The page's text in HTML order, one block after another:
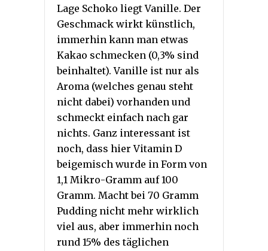
Lage Schoko liegt Vanille. Der
Geschmack wirkt künstlich,
immerhin kann man etwas
Kakao schmecken (0,3% sind
beinhaltet). Vanille ist nur als
Aroma (welches genau steht
nicht dabei) vorhanden und
schmeckt einfach nach gar
nichts. Ganz interessant ist
noch, dass hier Vitamin D
beigemisch wurde in Form von
1,1 Mikro-Gramm auf 100
Gramm. Macht bei 70 Gramm
Pudding nicht mehr wirklich
viel aus, aber immerhin noch
rund 15% des täglichen